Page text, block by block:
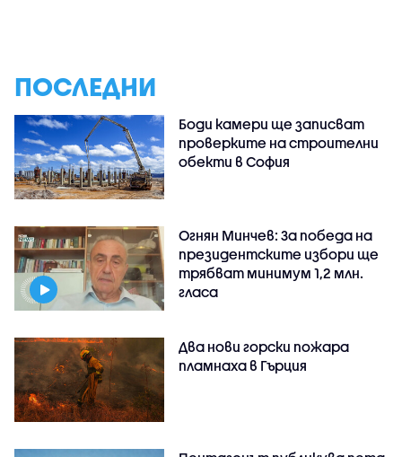
ПОСЛЕДНИ
Боди камери ще записват
проверките на строителни
обекти в София
Огнян Минчев: За победа на
президентските избори ще
трябват минимум 1,2 млн.
гласа
Два нови горски пожара
пламнаха в Гърция